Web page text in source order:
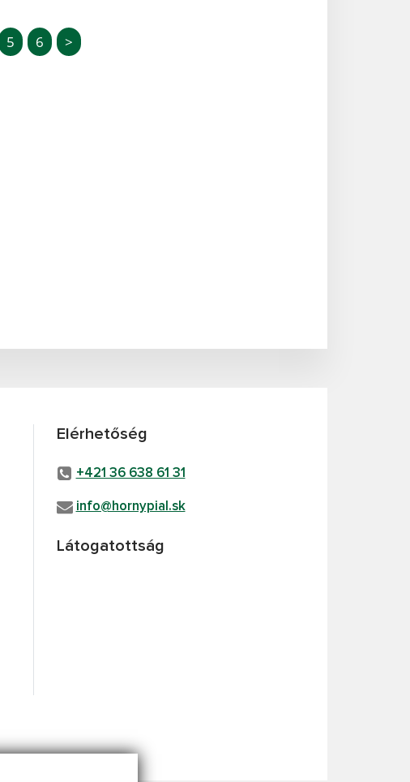
5 6 >
Elérhetőség
+421 36 638 61 31
info@hornypial.sk
Látogatottság